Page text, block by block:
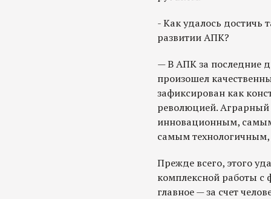
- Как удалось достичь
развитии АПК?
— В АПК за последние
произошел
зафиксирован как
революцией. Аграрный
инновационным,
самым
Прежде всего, этого
комплексной работы
главное — за счет